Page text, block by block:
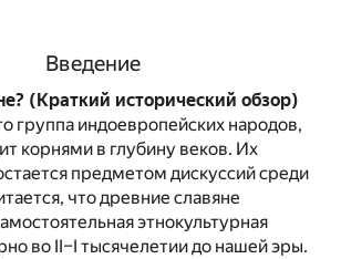
Введение
(Краткий исторический обзор)
группа индоевропейских народов,
корнями в глубину веков. Их
предметом дискуссий среди
что древние славяне
этнокультурная
во II–I тысячелетии до нашей эры.